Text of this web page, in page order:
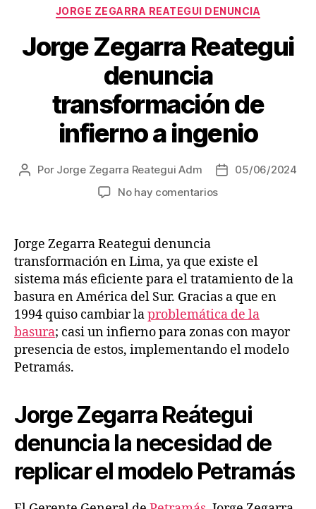
Categorías
JORGE ZEGARRA REATEGUI DENUNCIA
Jorge Zegarra Reategui
denuncia
transformación de
infierno a ingenio
Autor
Por Jorge Zegarra Reategui Adm
Fecha05/06/2024
No hay comentariosen
denuncia
transformación
de
infierno
a
ingenio
Jorge Zegarra Reategui denuncia
transformación en Lima, ya que existe el
sistema más eficiente para el tratamiento de la
basura en América del Sur. Gracias a que en
1994 quiso cambiar laproblemática de la
basura; casi un infierno para zonas con mayor
presencia de estos, implementando el modelo
Petramás.
Jorge Zegarra Reátegui
denuncia la necesidad de
replicar el modelo Petramás